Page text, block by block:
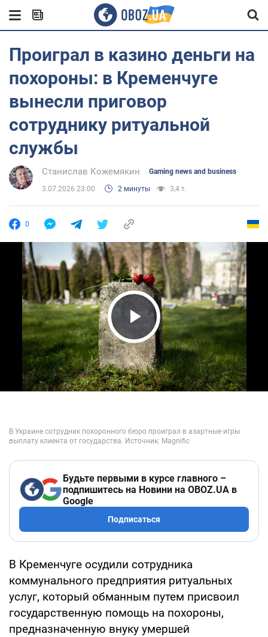
Проиграл в казино деньги на
похороны: в Кременчуге
вынесли приговор
сотруднику ритуальной
службы
Станислав Кожемякин Gaming news and business
3.07.2026 23:00 2 минуты 3,4 т.
0
Play Video
Будьте первыми в курсе главного –
подпишитесь на Новини на OBOZ.UA в
Google
Подписаться
В Кременчуге осудили сотрудника
коммунального предприятия ритуальных
услуг, который обманным путем присвоил
государственную помощь на похороны,
предназначенную внуку умершей